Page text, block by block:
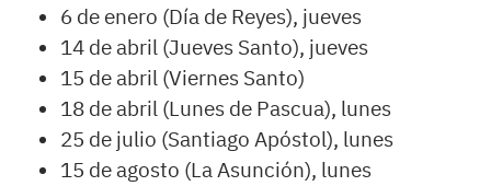
6 de enero (Día de Reyes), jueves
14 de abril (Jueves Santo), jueves
15 de abril (Viernes Santo)
18 de abril (Lunes de Pascua), lunes
25 de julio (Santiago Apóstol), lunes
15 de agosto (La Asunción), lunes